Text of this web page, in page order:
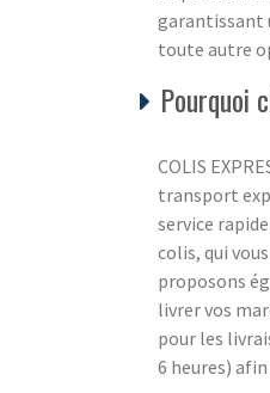
garantissant
toute autre
Pourquoi
COLIS
transport
service
colis, qui
proposons
livrer vos
pour les
6 heures)